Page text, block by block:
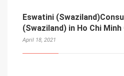
Eswatini
(Swaziland) in Ho Chi
April 18, 2021